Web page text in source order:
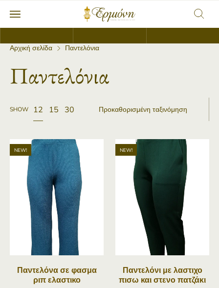
Αρχική σελίδα Παντελόνια
Παντελόνια
SHOW 12 15 30
Παντελόνα σε φασμα ριπ ελαστικο
NEW!
Παντελόνα σε φασμα
ριπ ελαστικο
Παντελόνι με λαστιχο πισω
NEW!
Παντελόνι με λαστιχο
πισω και στενο πατζάκι